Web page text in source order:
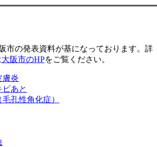
市の発表資料が基になっております。詳
大阪市のHPをご覧ください。
膚炎
あと
孔性角化症）